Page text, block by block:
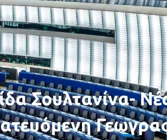
Σουλτανίνα-